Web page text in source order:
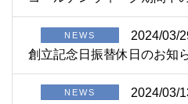
NEWS
2024/03/
創立記念日振替休日のお知
NEWS
2024/03/